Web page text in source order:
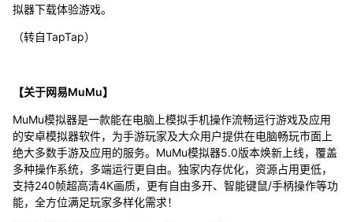
拟器下载体验游戏。
（转自TapTap）
【关于网易MuMu】
MuMu模拟器是一款能在电脑上模拟手机操作流畅运行游戏及应用
的安卓模拟器软件，为手游玩家及大众用户提供在电脑畅玩市面上
绝大多数手游及应用的服务。MuMu模拟器5.0版本焕新上线，覆盖
多种操作系统，多端运行更自由。独家内存优化，资源占用更低，
支持240帧超高清4K画质，更有自由多开、智能键鼠/手柄操作等功
能，全方位满足玩家多样化需求！